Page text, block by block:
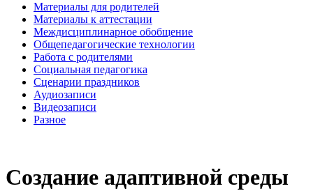
Материалы для родителей
Материалы к аттестации
Междисциплинарное обобщение
Общепедагогические технологии
Работа с родителями
Социальная педагогика
Сценарии праздников
Аудиозаписи
Видеозаписи
Разное
Создание адаптивной среды